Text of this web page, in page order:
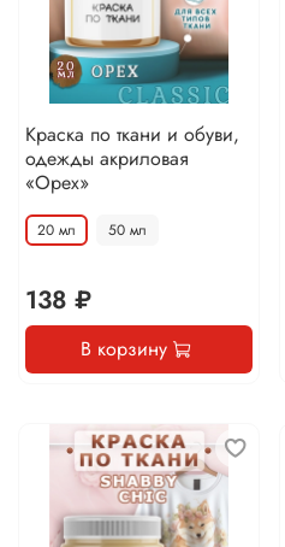
Краска по ткани и обуви,
одежды акриловая
«Орех»
20 мл 50 мл
138 ₽
В корзину